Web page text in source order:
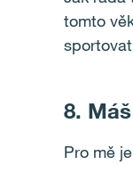
tomto
8.
Pro mě